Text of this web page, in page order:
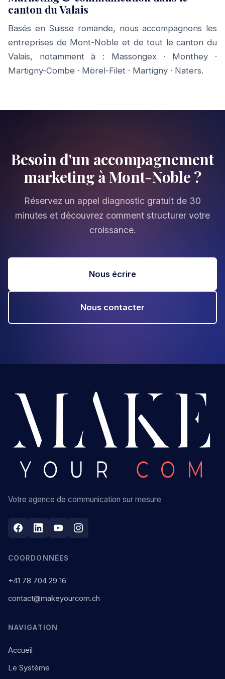
canton du Valais
Basés en Suisse romande, nous accompagnons les
entreprises de Mont-Noble et de tout le canton du
Valais, notamment à : Massongex· Monthey ·
Martigny-Combe · Mörel-Filet · Martigny · Naters.
Besoin d'un accompagnement
marketing à Mont-Noble ?
Réservez un appel diagnostic gratuit de 30
minutes et découvrez comment structurer votre
croissance.
Nous écrire
Nous contacter
Votre agence de communication sur mesure
COORDONNÉES
+41 78 704 29 16
contact@makeyourcom.ch
NAVIGATION
Accueil
Le Système